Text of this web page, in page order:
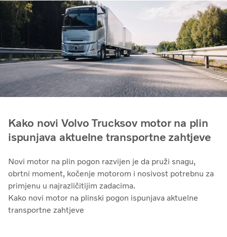
Kako novi Volvo Trucksov motor na plin
ispunjava aktuelne transportne zahtjeve
Novi motor na plin pogon razvijen je da pruži snagu,
obrtni moment, kočenje motorom i nosivost potrebnu za
primjenu u najrazličitijim zadacima.
Kako novi motor na plinski pogon ispunjava aktuelne
transportne zahtjeve